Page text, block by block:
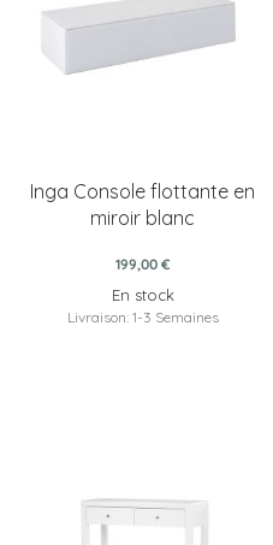
Inga Console flottante en
miroir blanc
199,00 €
En stock
Livraison: 1-3 Semaines